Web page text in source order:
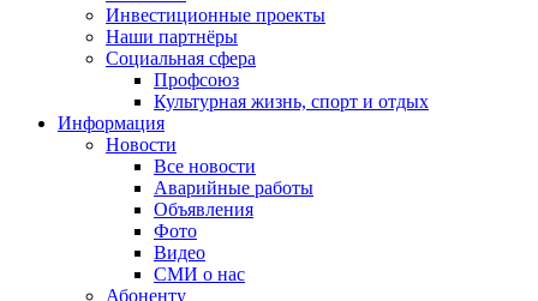
Инвестиционные проекты
Наши партнёры
Социальная сфера
Профсоюз
Культурная жизнь, спорт и отдых
Информация
Новости
Все новости
Аварийные работы
Объявления
Фото
Видео
СМИ о нас
Абоненту